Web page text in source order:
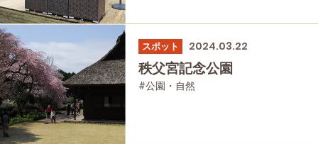
スポット 2024.03.22
秩父宮記念公園
#公園・自然